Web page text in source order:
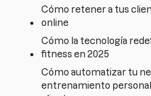
Cómo retener a tus
online
Cómo la tecnología
fitness en 2025
Cómo automatizar tu
entrenamiento